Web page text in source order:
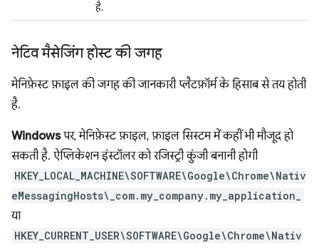
है.
नेटिव मैसेजिंग होस्ट की जगह
मेनिफ़ेस्ट फ़ाइल की जगह की जानकारी प्लैटफ़ॉर्म के हिसाब से तय होती
है.
Windowsपर, मेनिफ़ेस्ट फ़ाइल, फ़ाइल सिस्टम में कहीं भी मौजूद हो
सकती है. ऐप्लिकेशन इंस्टॉलर को रजिस्ट्री कुंजी बनानी होगी
HKEY_LOCAL_MACHINE\SOFTWARE\Google\Chrome\Nativ
eMessagingHosts\_com.my_company.my_application_
या
HKEY_CURRENT_USER\SOFTWARE\Google\Chrome\Nativ